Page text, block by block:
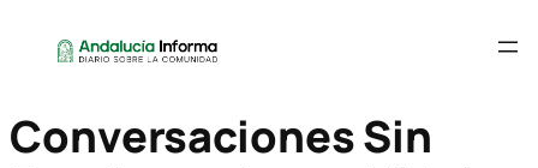
Conversaciones Sin